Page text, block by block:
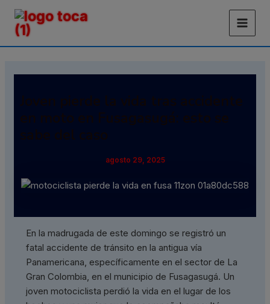
contenido
Main
Joven pierde la vida tras accidente
en moto en Fusagasugá: esto se
sabe del caso
agosto 29, 2025
En la madrugada de este domingo se registró un
fatal accidente de tránsito en la antigua vía
Panamericana, específicamente en el sector de La
Gran Colombia, en el municipio de Fusagasugá. Un
joven motociclista perdió la vida en el lugar de los